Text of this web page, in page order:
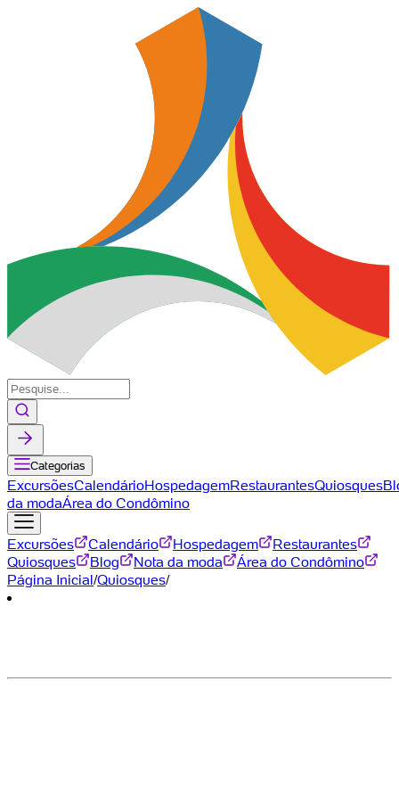
Categorias
ExcursõesCalendárioHospedagemRestaurantesQuiosques
da modaÁrea do Condômino
Excursões Calendário Hospedagem
Restaurantes
Quiosques
Blog Nota da moda
Área do Condômino
Página Inicial/Quiosques/